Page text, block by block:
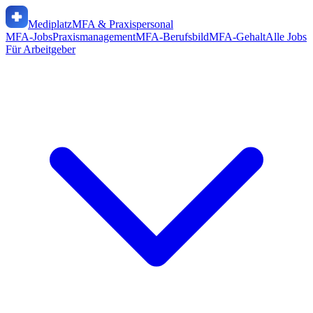
MediplatzMFA & Praxispersonal
MFA-JobsPraxismanagementMFA-BerufsbildMFA-GehaltAlle Jobs
Für Arbeitgeber